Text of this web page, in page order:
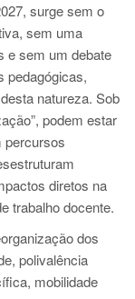
surge sem o
sem uma
e sem um debate
pedagógicas,
natureza. Sob
podem estar
percursos
diretos na
trabalho docente.
dos
polivalência
mobilidade